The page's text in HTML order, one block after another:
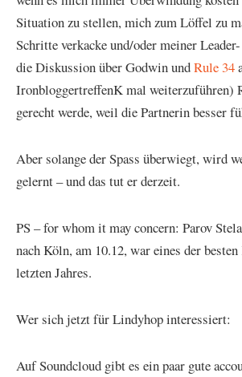
Situation zu stellen, mich zum Löffel zu
Schritte verkacke und/oder meiner
die Diskussion über Godwin undRule 34
IronbloggertreffenK mal weiterzuführen)
gerecht werde, weil die Partnerin besser
Aber solange der Spass überwiegt, wird
gelernt – und das tut er derzeit.
PS – for whom it may concern: Parov
nach Köln, am 10.12, war eines der besten
letzten Jahres.
Wer sich jetzt für Lindyhop interessiert:
Auf Soundcloud gibt es ein paar gute